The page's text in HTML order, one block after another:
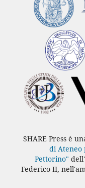
SHARE Press è
di Ateneo
Pettorino"
Federico II,